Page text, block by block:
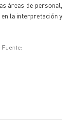
áreas de personal,
la interpretación y
Fuente: